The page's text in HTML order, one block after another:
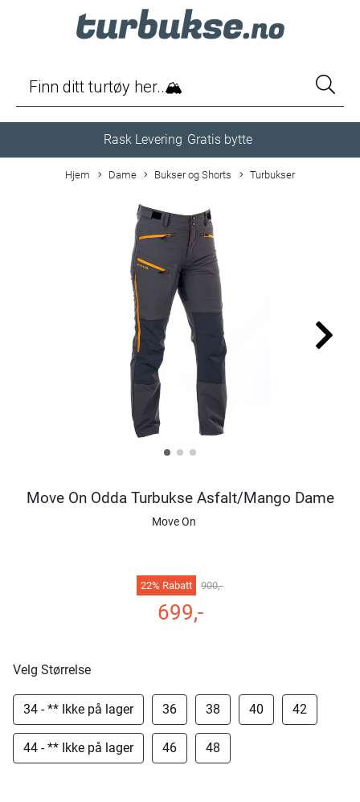
Rask Levering Gratis bytte
Hjem Dame Bukser og Shorts Turbukser
Move On Odda Turbukse Asfalt/Mango Dame
Move On
22% Rabatt 900,-
699,-
Velg Størrelse
34 - ** Ikke på lager 36 38 40 42
44 - ** Ikke på lager 46 48